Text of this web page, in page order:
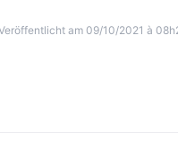
am 09/10/2021 à